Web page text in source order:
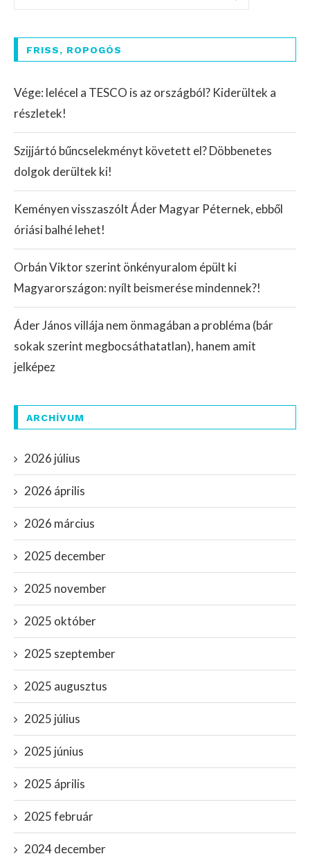
FRISS, ROPOGÓS
Vége: lelécel a TESCO is az országból? Kiderültek a
részletek!
Szijjártó bűncselekményt követett el? Döbbenetes
dolgok derültek ki!
Keményen visszaszólt Áder Magyar Péternek, ebből
óriási balhé lehet!
Orbán Viktor szerint önkényuralom épült ki
Magyarországon: nyílt beismerése mindennek?!
Áder János villája nem önmagában a probléma (bár
sokak szerint megbocsáthatatlan), hanem amit
jelképez
ARCHÍVUM
2026 július
2026 április
2026 március
2025 december
2025 november
2025 október
2025 szeptember
2025 augusztus
2025 július
2025 június
2025 április
2025 február
2024 december